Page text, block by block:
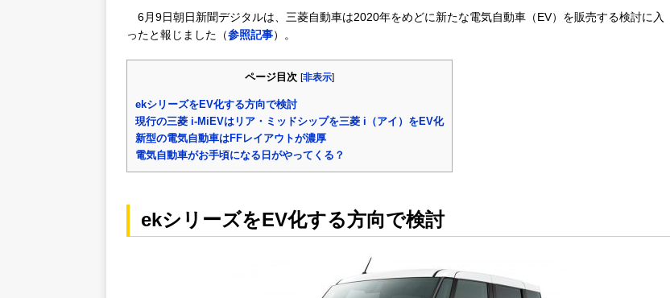
6月9日朝日新聞デジタルは、三菱自動車は2020年をめどに新たな電気自動車（EV）を販売する検討に入
ったと報じました（参照記事）。
ページ目次 [非表示]
ekシリーズをEV化する方向で検討
現行の三菱 i-MiEVはリア・ミッドシップを三菱 i（アイ）をEV化
新型の電気自動車はFFレイアウトが濃厚
電気自動車がお手頃になる日がやってくる？
ekシリーズをEV化する方向で検討